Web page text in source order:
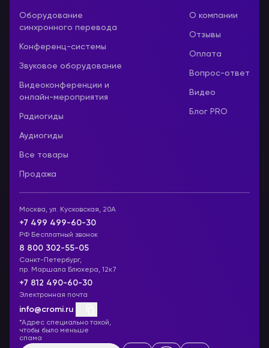
Оборудование
синхронного перевода
Конференц-системы
Звуковое оборудование
Видеоконференции и
онлайн-мероприятия
Радиогиды
Аудиогиды
Все товары
Продажа
О компании
Отзывы
Оплата
Вопрос-ответ
Видео
Блог PRO
Москва, ул. Кусковская, 20А
+7 499 499-60-30
РФ Бесплатный звонок
8 800 302-55-05
Санкт-Петербург,
пр. Маршала Блюхера, 12к7
+7 812 490-60-30
Электронная почта
info@cromi.ru
*Адрес специально такой,
чтобы было меньше
спама